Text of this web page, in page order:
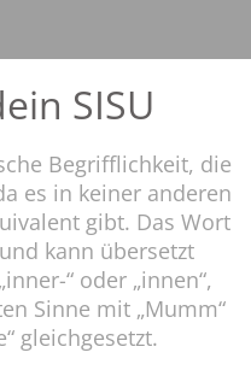
SISU
Begrifflichkeit, die
es in keiner anderen
gibt. Das Wort
kann übersetzt
“ oder „innen“,
Sinne mit „Mumm“
gleichgesetzt.